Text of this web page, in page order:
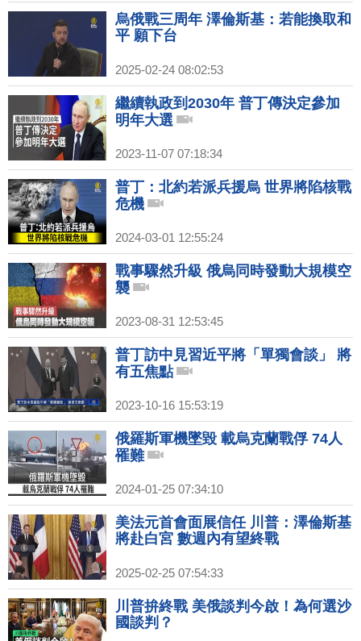
烏俄戰三周年 澤倫斯基：若能換取和
平 願下台
2025-02-24 08:02:53
繼續執政到2030年 普丁傳決定參加
明年大選
2023-11-07 07:18:34
普丁：北約若派兵援烏 世界將陷核戰
危機
2024-03-01 12:55:24
戰事驟然升級 俄烏同時發動大規模空
襲
2023-08-31 12:53:45
普丁訪中見習近平將「單獨會談」 將
有五焦點
2023-10-16 15:53:19
俄羅斯軍機墜毀 載烏克蘭戰俘 74人
罹難
2024-01-25 07:34:10
美法元首會面展信任 川普：澤倫斯基
將赴白宮 數週內有望終戰
2025-02-25 07:54:33
川普拚終戰 美俄談判今啟！為何選沙
國談判？